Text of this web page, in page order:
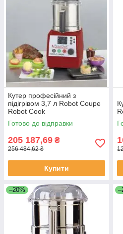
Кутер професійний з
підігрівом 3,7 л Robot Coupe
Robot Cook
Готово до відправки
205 187,69 ₴
256 484,62 ₴
Купити
–20%